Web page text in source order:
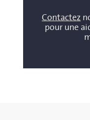
Contactez
pour une